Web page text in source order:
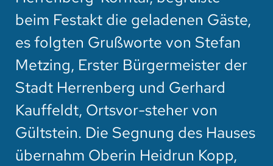
beim Festakt die geladenen Gäste,
es folgten Grußworte von Stefan
Metzing, Erster Bürgermeister der
Stadt Herrenberg und Gerhard
Kauffeldt, Ortsvor-steher von
Gültstein. Die Segnung des Hauses
übernahm Oberin Heidrun Kopp,